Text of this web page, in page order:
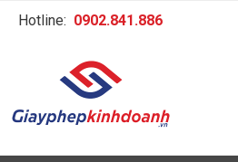
Hotline: 0902.841.886